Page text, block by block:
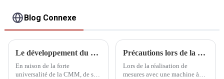
Blog Connexe
Le développement du CMM
En raison de la forte
universalité de la CMM, de sa
Précautions lors de la mesure
Lors de la réalisation de
mesures avec une machine à